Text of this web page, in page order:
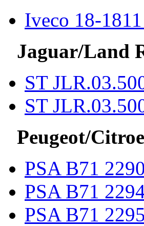
Iveco 18-
Jaguar/Land
ST
ST
Peugeot/
PSA B71 2290
PSA B71
PSA B71 2295